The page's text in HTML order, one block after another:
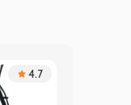
4.7